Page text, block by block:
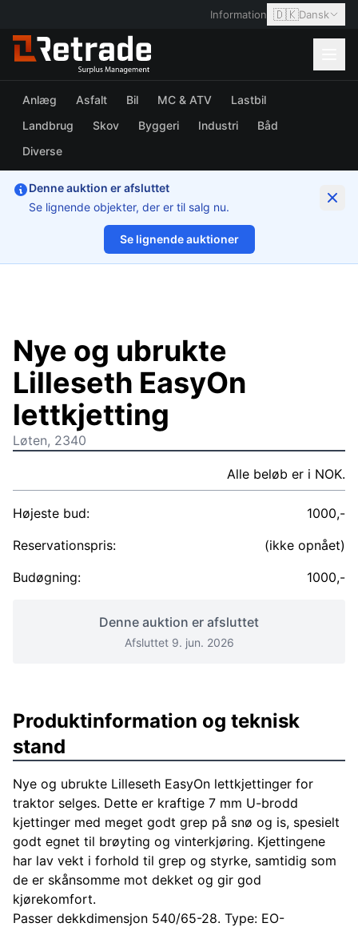
Information 🇩🇰Dansk
Anlæg Asfalt Bil MC & ATV
Lastbil
Landbrug
Skov Byggeri Industri
Båd
Diverse
Denne auktion er afsluttet
Se lignende objekter, der er til salg nu.
Se lignende auktioner
1/2
Nye og ubrukte
Lilleseth EasyOn
lettkjetting
Løten, 2340
Alle beløb er i NOK.
Højeste bud:
1000,-
Reservationspris:
(ikke opnået)
Budøgning:
1000,-
Denne auktion er afsluttet
Afsluttet 9. jun. 2026
Produktinformation og teknisk
stand
Nye og ubrukte Lilleseth EasyOn lettkjettinger for
traktor selges. Dette er kraftige 7 mm U-brodd
kjettinger med meget godt grep på snø og is, spesielt
godt egnet til brøyting og vinterkjøring. Kjettingene
har lav vekt i forhold til grep og styrke, samtidig som
de er skånsomme mot dekket og gir god
kjørekomfort.
Passer dekkdimensjon 540/65-28. Type: EO-